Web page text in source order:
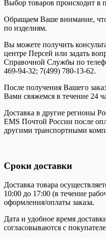
Выбор товаров происходит в
Обращаем Ваше внимание, что
по изделиям.
Вы можете получить
центре Персей или задать
Справочной Службы по
469-94-32; 7(499) 780-13-62.
После получения Вашего
Вами свяжемся в течение 24
Доставка в другие регионы
EMS Почтой России после
другими транспортными
Сроки доставки
Доставка товара
10:00 до 17:00 (в течение
оформления/оплаты заказа.
Дата и удобное время
согласовываются с